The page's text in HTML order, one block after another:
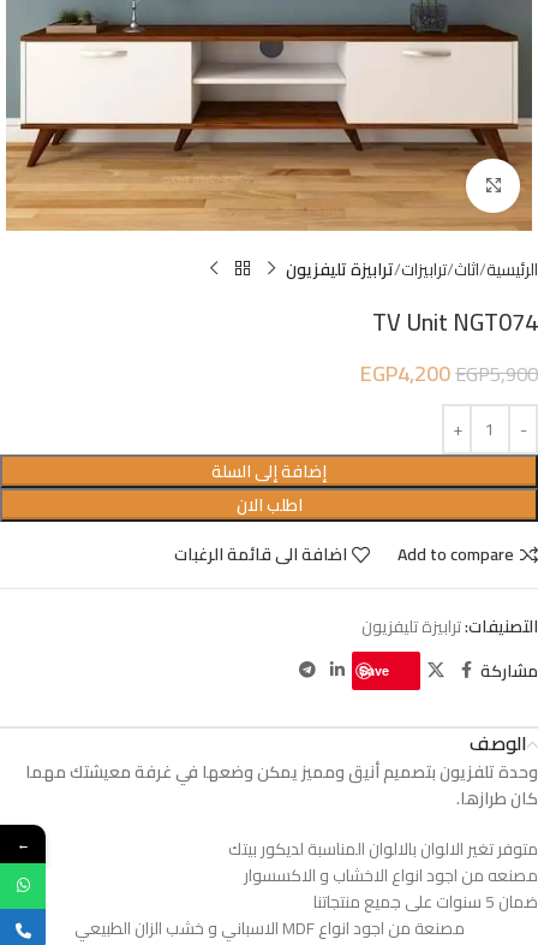
Click to enlarge
الرئيسية اثاث ترابيزات ترابيزة تليفزيون
TV Unit NGT074
EGP5,900
EGP4,200
إضافة إلى السلة
اطلب الان
Add to compare
اضافة الى قائمة الرغبات
التصنيفات:ترابيزة تليفزيون
مشاركة
Save
الوصف
وحدة تلفزيون بتصميم أنيق ومميز يمكن وضعها في غرفة معيشتك مهما
كان طرازها.
متوفر تغير الالوان بالالوان المناسبة لديكور بيتك
مصنعه من اجود انواع الاخشاب و الاكسسوار
ضمان 5 سنوات على جميع منتجاتنا
مصنعة من اجود انواع MDF الاسباني و خشب الزان الطبيعي
←